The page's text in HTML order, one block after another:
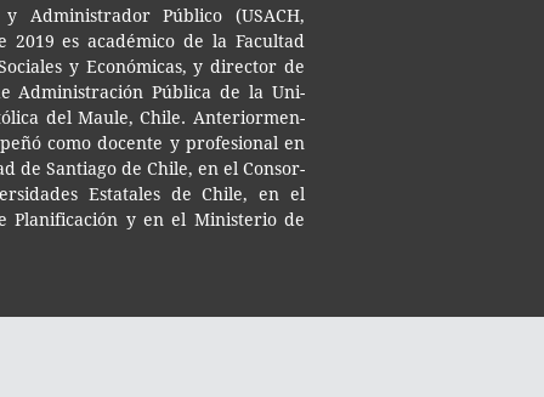
Admi­nis­tra­dor Públi­co (USACH,
2019 es aca­dé­mi­co de la Facul­tad
y Eco­nó­mi­cas, y direc­tor de
Admi­nis­tra­ción Públi­ca de la Uni­
del Maule, Chile. Ante­rior­men­
como docen­te y pro­fe­sio­nal en
de San­tia­go de Chile, en el Con­sor­
Esta­ta­les de Chile, en el
Pla­ni­fi­ca­ción y en el Minis­te­rio de